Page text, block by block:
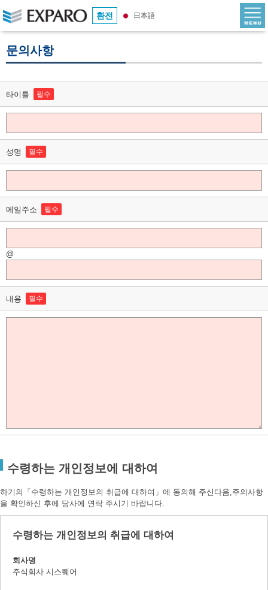
환전 日本語
문의사항
타이틀 필수
성명 필수
메일주소 필수
@
내용 필수
수령하는 개인정보에 대하여
하기의「수령하는 개인정보의 취급에 대하여」에 동의해 주신다음,주의사항
을 확인하신 후에 당사에 연락 주시기 바랍니다.
수령하는 개인정보의 취급에 대하여
회사명
주식회사 시스퀘어